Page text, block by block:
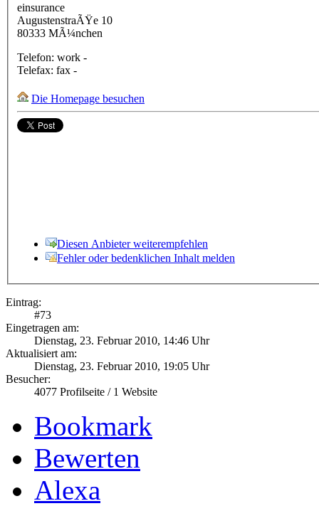
einsurance
AugustenstraÃŸe 10
80333 MÃ¼nchen
Telefon: work -
Telefax: fax -
Die Homepage besuchen
Diesen Anbieter weiterempfehlen
Fehler oder bedenklichen Inhalt melden
Eintrag:
#73
Eingetragen am:
Dienstag, 23. Februar 2010, 14:46 Uhr
Aktualisiert am:
Dienstag, 23. Februar 2010, 19:05 Uhr
Besucher:
4077 Profilseite / 1 Website
Bookmark
Bewerten
Alexa